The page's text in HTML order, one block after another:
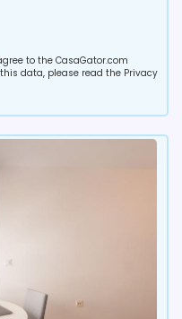
to the CasaGator.com
data, please read the Privacy